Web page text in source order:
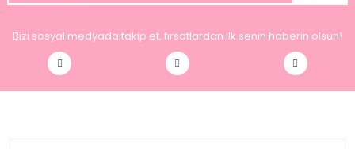
Bizi sosyal medyada takip et, fırsatlardan ilk senin haberin olsun!